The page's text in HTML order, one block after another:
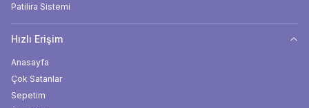
Patilira Sistemi
Hızlı Erişim
Anasayfa
Çok Satanlar
Sepetim